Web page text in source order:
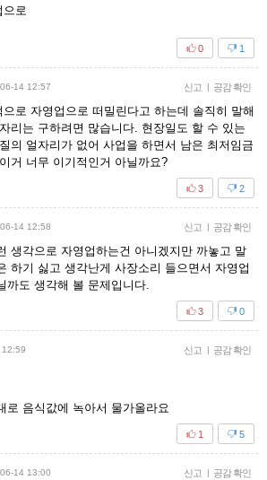
으로
1
0
14 12:57 신고 공감 확인
으로 자영업으로 떠밀린다고 하는데 솔직히 말해
리는 구하려면 많습니다. 현장일도 할 수 있는
의 얼자리가 없어 사업을 하면서 남은 최저임금
거 너무 이기적인거 아닐까요?
2
3
14 12:58 신고 공감 확인
생각으로 자영업하는건 아니겠지만 까놓고 말
하기 싫고 생각난게 사장소리 들으면서 자영업
까도 생각해 볼 문제입니다.
0
3
신고 공감 확인
로 음식값에 녹아서 물가올라요
5
1
14 13:00 신고 공감 확인